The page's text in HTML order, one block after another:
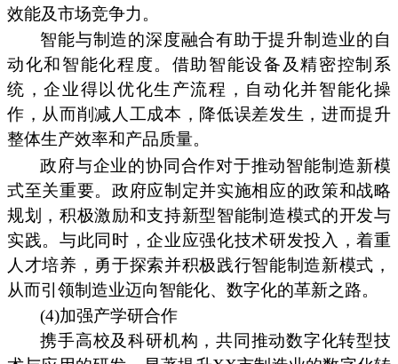
效能及市场竞争力。
智能与制造的深度融合有助于提升制造业的自
动化和智能化程度。借助智能设备及精密控制系
统，企业得以优化生产流程，自动化并智能化操
作，从而削减人工成本，降低误差发生，进而提升
整体生产效率和产品质量。
政府与企业的协同合作对于推动智能制造新模
式至关重要。政府应制定并实施相应的政策和战略
规划，积极激励和支持新型智能制造模式的开发与
实践。与此同时，企业应强化技术研发投入，着重
人才培养，勇于探索并积极践行智能制造新模式，
从而引领制造业迈向智能化、数字化的革新之路。
(4)加强产学研合作
携手高校及科研机构，共同推动数字化转型技